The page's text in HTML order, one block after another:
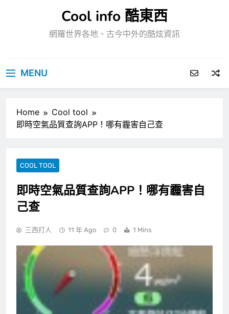
Cool info 酷東西
網羅世界各地、古今中外的酷炫資訊
MENU
Home
Cool tool
即時空氣品質查詢APP！哪有霾害自己查
COOL TOOL
即時空氣品質查詢APP！哪有霾害自
己查
三西打人 11 年 Ago 0 1 Mins